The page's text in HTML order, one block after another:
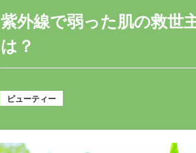
紫外線で弱った肌の救世
は？
ビューティー